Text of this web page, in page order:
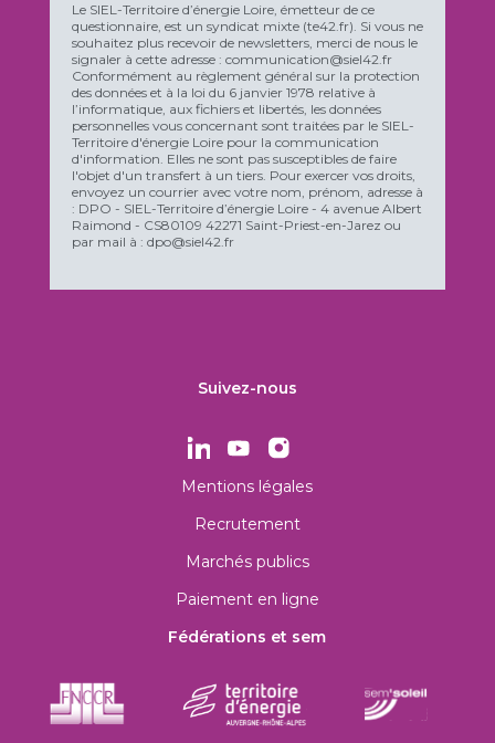
Le SIEL-Territoire d’énergie Loire, émetteur de ce
questionnaire, est un syndicat mixte (te42.fr). Si vous ne
souhaitez plus recevoir de newsletters, merci de nous le
signaler à cette adresse : communication@siel42.fr
Conformément au règlement général sur la protection
des données et à la loi du 6 janvier 1978 relative à
l’informatique, aux fichiers et libertés, les données
personnelles vous concernant sont traitées par le SIEL-
Territoire d'énergie Loire pour la communication
d'information. Elles ne sont pas susceptibles de faire
l'objet d'un transfert à un tiers. Pour exercer vos droits,
envoyez un courrier avec votre nom, prénom, adresse à
: DPO - SIEL-Territoire d’énergie Loire - 4 avenue Albert
Raimond - CS80109 42271 Saint-Priest-en-Jarez ou
par mail à : dpo@siel42.fr
Suivez-nous
Mentions légales
Recrutement
Marchés publics
Paiement en ligne
Fédérations et sem